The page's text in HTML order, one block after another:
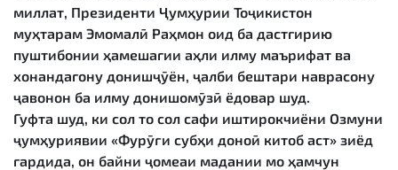
миллат, Президенти Ҷумҳурии Тоҷикистон
муҳтарам Эмомалӣ Раҳмон оид ба дастгирию
пуштибонии ҳамешагии аҳли илму маърифат ва
хонандагону донишҷӯён, ҷалби бештари наврасону
ҷавонон ба илму донишомӯзӣ ёдовар шуд.
Гуфта шуд, ки сол то сол сафи иштирокчиёни Озмуни
ҷумҳуриявии «Фурӯғи субҳи доноӣ китоб аст» зиёд
гардида, он байни ҷомеаи мадании мо ҳамчун